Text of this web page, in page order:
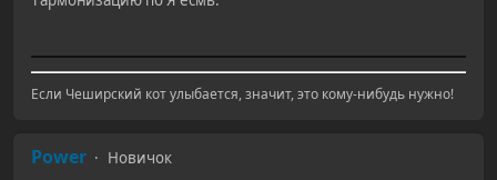
Если Чеширский кот улыбается, значит, это кому-нибудь нужно!
Power
Новичок